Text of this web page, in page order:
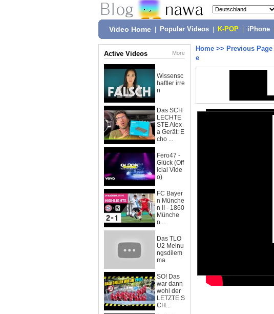
Video Home Popular Videos K-POP iPhone
Active Videos More
Wissensc
haftler irre
n
Das SCH
LECHTE
STE Alex
a Gerät: E
cho ...
Fero47 -
Glück (Off
icial Vide
o)
FC Bayer
n Münche
n II - 1860
Münche
n...
Das TLO
U2 Meinu
ngsdilem
ma
SO! Das
war dann
wohl der
LETZTE S
CH...
Home >> Previous Page
e